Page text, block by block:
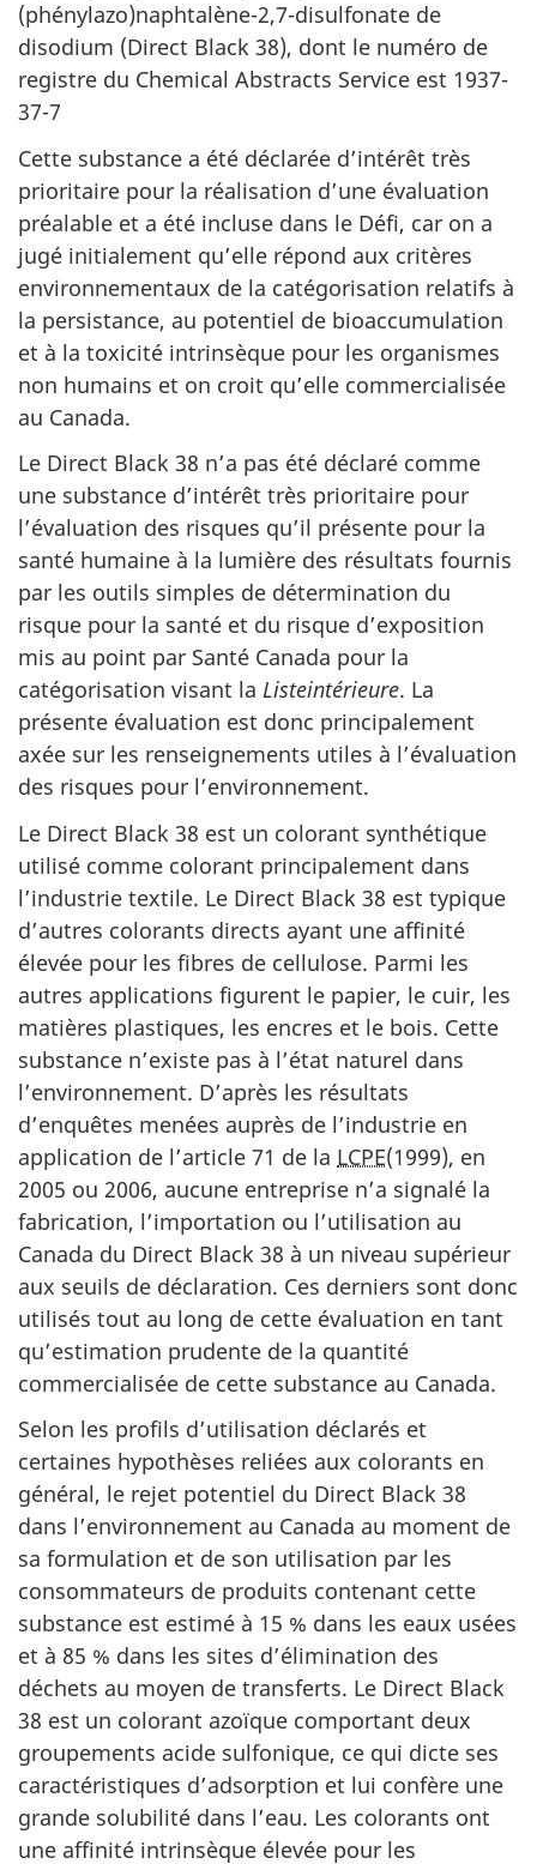
(phénylazo)naphtalène-2,7-disulfonate de
disodium (Direct Black 38), dont le numéro de
registre du Chemical Abstracts Service est 1937-
37-7
Cette substance a été déclarée d’intérêt très
prioritaire pour la réalisation d’une évaluation
préalable et a été incluse dans le Défi, car on a
jugé initialement qu’elle répond aux critères
environnementaux de la catégorisation relatifs à
la persistance, au potentiel de bioaccumulation
et à la toxicité intrinsèque pour les organismes
non humains et on croit qu’elle commercialisée
au Canada.
Le Direct Black 38 n’a pas été déclaré comme
une substance d’intérêt très prioritaire pour
l’évaluation des risques qu’il présente pour la
santé humaine à la lumière des résultats fournis
par les outils simples de détermination du
risque pour la santé et du risque d’exposition
mis au point par Santé Canada pour la
catégorisation visant la Listeintérieure. La
présente évaluation est donc principalement
axée sur les renseignements utiles à l’évaluation
des risques pour l’environnement.
Le Direct Black 38 est un colorant synthétique
utilisé comme colorant principalement dans
l’industrie textile. Le Direct Black 38 est typique
d’autres colorants directs ayant une affinité
élevée pour les fibres de cellulose. Parmi les
autres applications figurent le papier, le cuir, les
matières plastiques, les encres et le bois. Cette
substance n’existe pas à l’état naturel dans
l’environnement. D’après les résultats
d’enquêtes menées auprès de l’industrie en
application de l’article 71 de la LCPE(1999), en
2005 ou 2006, aucune entreprise n’a signalé la
fabrication, l’importation ou l’utilisation au
Canada du Direct Black 38 à un niveau supérieur
aux seuils de déclaration. Ces derniers sont donc
utilisés tout au long de cette évaluation en tant
qu’estimation prudente de la quantité
commercialisée de cette substance au Canada.
Selon les profils d’utilisation déclarés et
certaines hypothèses reliées aux colorants en
général, le rejet potentiel du Direct Black 38
dans l’environnement au Canada au moment de
sa formulation et de son utilisation par les
consommateurs de produits contenant cette
substance est estimé à 15 % dans les eaux usées
et à 85 % dans les sites d’élimination des
déchets au moyen de transferts. Le Direct Black
38 est un colorant azoïque comportant deux
groupements acide sulfonique, ce qui dicte ses
caractéristiques d’adsorption et lui confère une
grande solubilité dans l’eau. Les colorants ont
une affinité intrinsèque élevée pour les